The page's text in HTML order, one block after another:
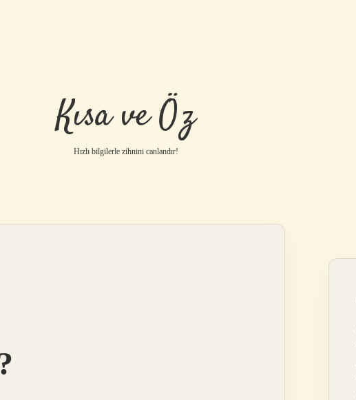
Kısa ve Öz
Hızlı bilgilerle zihnini canlandır!